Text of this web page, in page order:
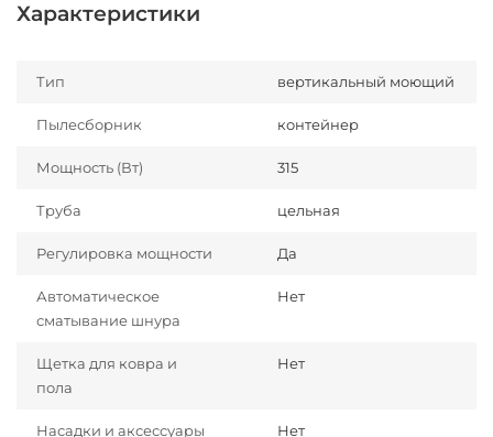
Характеристики
Тип вертикальный моющий
Пылесборник контейнер
Мощность (Вт) 315
Труба цельная
Регулировка мощности Да
Автоматическое
сматывание шнура
Нет
Щетка для ковра и
пола
Нет
Насадки и аксессуары Нет